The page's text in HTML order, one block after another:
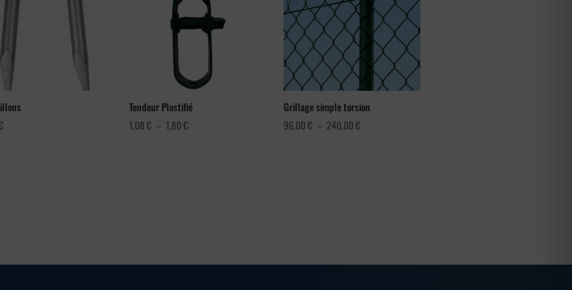
Tendeur Plastifié
1,08€ – 1,80€Plage
Grillage simple torsion
96,00€ – 240,00€Plage